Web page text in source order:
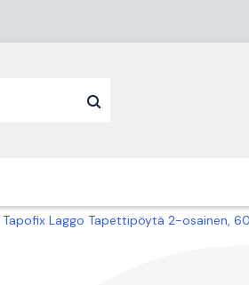
Tapofix Laggo Tapettipöytä 2-osainen,